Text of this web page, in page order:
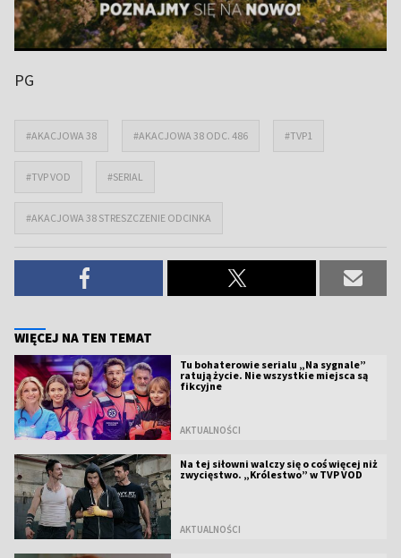
PG
#AKACJOWA 38 #AKACJOWA 38 ODC. 486 #TVP1
#TVP VOD #SERIAL
#AKACJOWA 38 STRESZCZENIE ODCINKA
WIĘCEJ NA TEN TEMAT
Tu bohaterowie serialu „Na sygnale”
ratują życie. Nie wszystkie miejsca są
fikcyjne
AKTUALNOŚCI
Na tej siłowni walczy się o coś więcej niż
zwycięstwo. „Królestwo” w TVP VOD
AKTUALNOŚCI